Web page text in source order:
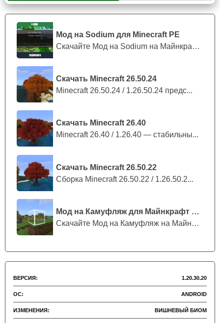
Мод на Sodium для Minecraft PE
Скачайте Мод на Sodium на Майнкрафт П...
Скачать Minecraft 26.50.24
Minecraft 26.50.24 / 1.26.50.24 предс...
Скачать Minecraft 26.40
Minecraft 26.40 / 1.26.40 — стабильны...
Скачать Minecraft 26.50.22
Сборка Minecraft 26.50.22 / 1.26.50.2...
Мод на Камуфляж для Майнкрафт ПЕ
Скачайте Мод на Камуфляж на Майнкрафт...
ВЕРСИЯ: 1.20.30.20
ОС: ANDROID
ИЗМЕНЕНИЯ: ВИШНЕВЫЙ БИОМ
Создаётся она при помощи пера, медного слитка и
палки, разложенных по очереди посередине сверху
вниз.
Глиняные черепки можно получить при использовании
кисти на подозрительном гравии и песке.
Стоит отметить, что в Майнкрафт 1.20.30.20 кисть
быстро тратится, и для увеличения её ресурса
необходимо использовать заклятие прочности или
починки.
Вишнёвая роща
Теперь прогулки под цветущей вишней возможны не
Особый шарм ей придаёт не только цвет, но ипадающие
лепестки, которые сыпятся с крон деревьев.